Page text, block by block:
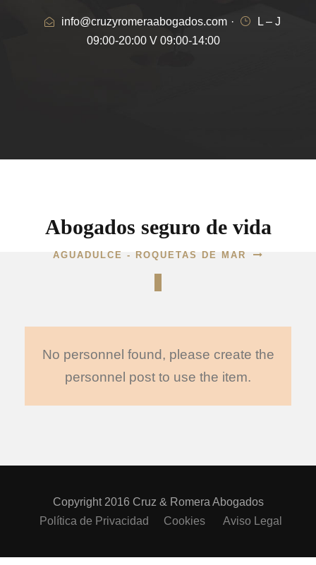
info@cruzyromeraabogados.com ·
L – J
09:00-20:00 V 09:00-14:00
Abogados seguro de vida
AGUADULCE - ROQUETAS DE MAR
No personnel found, please create the
personnel post to use the item.
Copyright 2016 Cruz & Romera Abogados
Política de Privacidad
Cookies Aviso Legal